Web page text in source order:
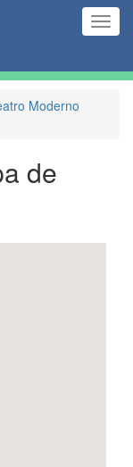
Moderno
de